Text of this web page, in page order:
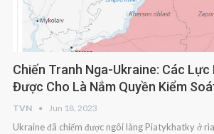
Chiến Tranh Nga-Ukraine: Các Lực
Được Cho Là Nắm Quyền Kiểm
TVN Jun 18, 2023
Ukraine đã chiếm được ngôi làng Piatykhatky ở